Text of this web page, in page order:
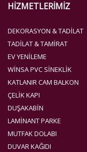
HİZMETLERİMİZ
DEKORASYON & TADILAT
TADILAT & TAMIRAT
EV YENILEME
WINSA PVC SINEKLIK
KATLANIR CAM BALKON
ÇELIK KAPI
DUŞAKABIN
LAMINANT PARKE
MUTFAK DOLABI
DUVAR KAĞIDI